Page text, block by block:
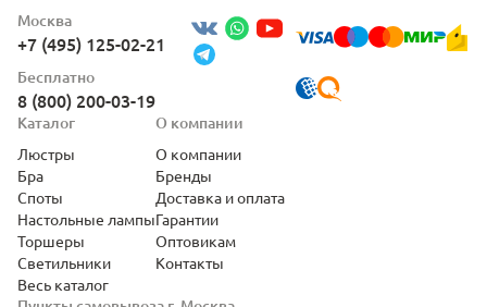
Москва
+7 (495) 125-02-21
Бесплатно
8 (800) 200-03-19
Каталог
Люстры
Бра
Споты
Настольные лампы
Торшеры
Светильники
Весь каталог
О компании
О компании
Бренды
Доставка и оплата
Гарантии
Оптовикам
Контакты